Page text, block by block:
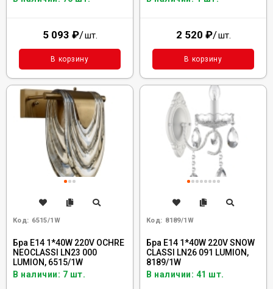
5 093 ₽/шт.
В корзину
2 520 ₽/шт.
В корзину
Код: 6515/1W
Бра E14 1*40W 220V OCHRE
NEOCLASSI LN23 000
LUMION, 6515/1W
В наличии: 7 шт.
Код: 8189/1W
Бра E14 1*40W 220V SNOW
CLASSI LN26 091 LUMION,
8189/1W
В наличии: 41 шт.